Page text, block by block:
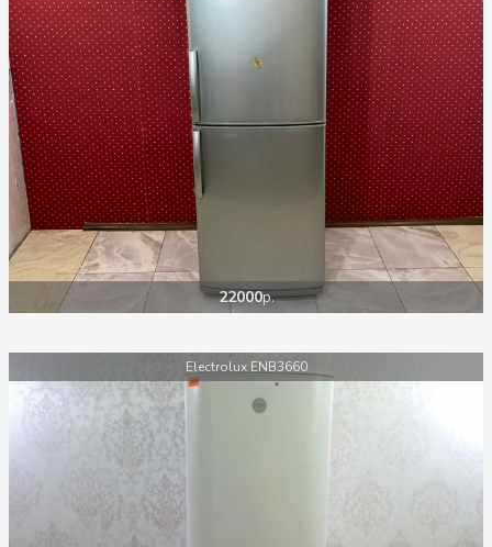
22000р.
Electrolux ENB3660